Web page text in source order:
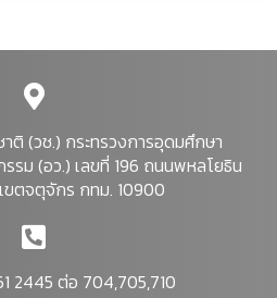
ติ (วช.) กระทรวงการอุดมศึกษา
รม (อว.) เลขที่ 196 ถนนพหลโยธิน
ขตจตุจักร กทม. 10900
2445 ต่อ 704,705,710